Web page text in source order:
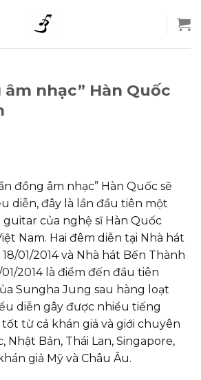
nhạc” Hàn Quốc
đồng âm nhạc” Hàn Quốc sẽ
diễn, đây là lần đầu tiên một
của nghệ sĩ Hàn Quốc
Nam. Hai đêm diễn tại Nhà hát
01/2014 và Nhà hát Bến Thành
01/2014 là điểm đến đầu tiên
Sungha Jung sau hàng loạt
diễn gây được nhiều tiếng
từ cả khán giả và giới chuyên
Nhật Bản, Thái Lan, Singapore,
giả Mỹ và Châu Âu.